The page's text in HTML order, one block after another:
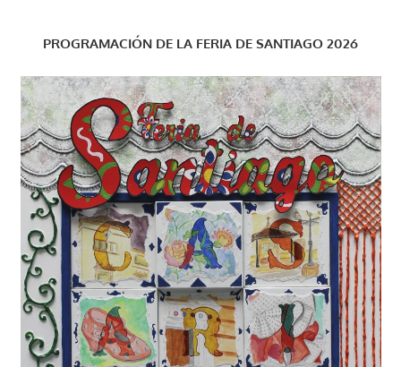
PROGRAMACIÓN DE LA FERIA DE SANTIAGO 2026